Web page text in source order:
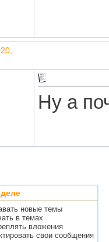
Ну а
новые темы
в темах
вложения
свои сообщения